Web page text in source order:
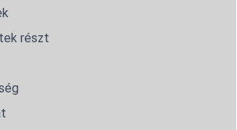
részt